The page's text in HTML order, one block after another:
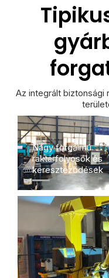
Az integrált biztonsági
Nagy forgalmú
raktárfolyosók és
kereszteződések